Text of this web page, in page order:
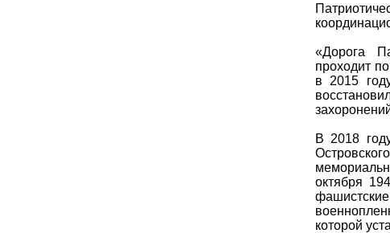
«Дорога
проходит
в 2015
В 2018
октября
которой